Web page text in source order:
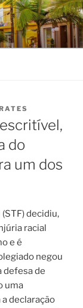
do
um dos
decidiu,
racial
e é
negou
defesa de
uma
declaração